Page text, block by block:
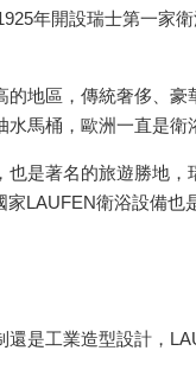
年開設瑞士第一家衛
的地區，傳統奢侈、
馬桶，歐洲一直是
也是著名的旅遊勝地
LAUFEN衛浴設備也
是工業造型設計，